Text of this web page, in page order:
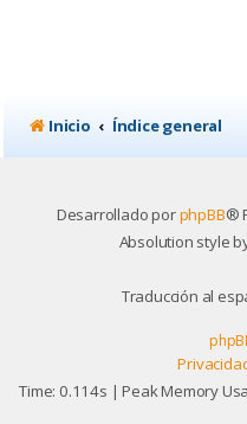
Inicio Índice general
Desarrollado porphpBB®
Absolution style
Traducción al
Time: 0.114s | Peak Memory